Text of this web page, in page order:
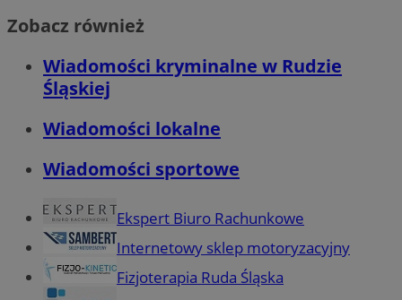
Zobacz również
Wiadomości kryminalne w Rudzie
Śląskiej
Wiadomości lokalne
Wiadomości sportowe
Ekspert Biuro Rachunkowe
Internetowy sklep motoryzacyjny
Fizjoterapia Ruda Śląska